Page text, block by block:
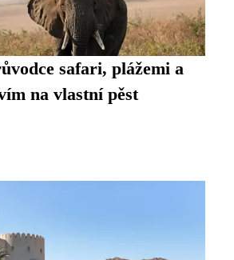
safari, plážemi a
na vlastní pěst